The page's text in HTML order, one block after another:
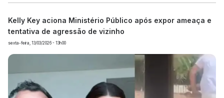
Kelly Key aciona Ministério Público após expor ameaça e
tentativa de agressão de vizinho
sexta-feira, 13/03/2026 - 13h00